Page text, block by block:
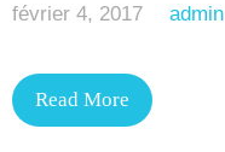
février 4, 2017 admin
Read More